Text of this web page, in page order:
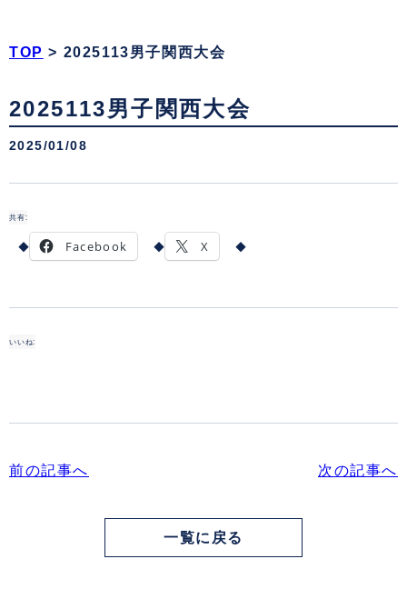
TOP > 2025113男子関西大会
2025113男子関西大会
2025/01/08
共有:
Facebook X
いいね:
前の記事へ 次の記事へ
一覧に戻る